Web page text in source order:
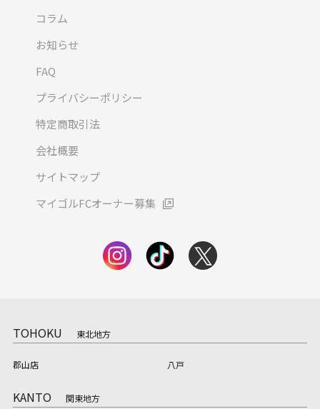
コラム
お知らせ
FAQ
プライバシーポリシー
特定商取引法
会社概要
サイトマップ
マイゴルFCオーナー募集
TOHOKU 東北地方
郡山店 八戸
KANTO 関東地方